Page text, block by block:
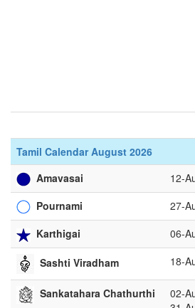
Tamil Calendar August 2026
Amavasai
12-
Pournami
27-
Karthigai
06-
Sashti Viradham 18-
Sankatahara Chathurthi
02-